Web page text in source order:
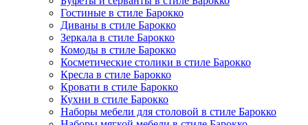
Гостиные в стиле Барокко
Диваны в стиле Барокко
Зеркала в стиле Барокко
Комоды в стиле Барокко
Косметические столики в стиле Барокко
Кресла в стиле Барокко
Кровати в стиле Барокко
Кухни в стиле Барокко
Наборы мебели для столовой в стиле Барокко